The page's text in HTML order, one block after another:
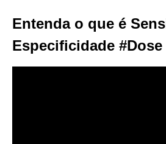
Entenda o que é
Especificidade #Dose